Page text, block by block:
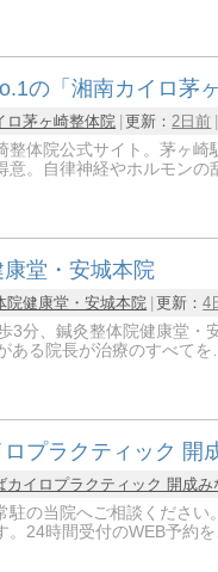
の「湘南カイロ茅
ロ茅ヶ崎整体院 更新：2日前
整体院公式サイト。茅ヶ
意。自律神経やホルモンの
堂・安城本院
院健康堂・安城本院 更新：4
3分、鍼灸整体院健康堂・
ある院長が治療のすべてを
プラクティック 開
カイロプラクティック 開成み
駐の当院へご相談ください
。24時間受付のWEB予約を